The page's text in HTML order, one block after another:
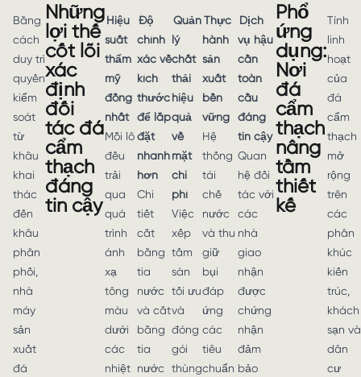
Bằng
cách
duy trì
quyền
kiểm
soát
từ
khâu
khai
thác
đến
khâu
phân
phối,
nhà
máy
sản
xuất
đá
Những
lợi thế
cốt lõi
xác
định
đối
tác đá
cẩm
thạch
đáng
tin cậy
Hiệu
suất
thẩm
mỹ
đồng
nhất
Mỗi lô
đều
trải
qua
quá
trình
ánh
xạ
tông
màu
dưới
các
nhiệt
Độ
chính
xác về
kích
thước
để lắp
đặt
nhanh
hơn
Chi
tiết
cắt
bằng
tia
nước
và cắt
bằng
tia
nước
Quản
lý
chất
thải
hiệu
quả
về
mặt
chi
phí
Việc
xếp
tấm
sàn
tối ưu
và
đóng
gói
thùng
Thực
hành
sản
xuất
bền
vững
Hệ
thống
tái
chế
nước
và thu
giữ
bụi
đáp
ứng
các
tiêu
chuẩn
Dịch
vụ hậu
cần
toàn
cầu
đáng
tin cậy
Quan
hệ đối
tác với
các
nhà
giao
nhận
được
chứng
nhận
đảm
bảo
Phổ
ứng
dụng:
Nơi
đá
cẩm
thạch
nâng
tầm
thiết
kế
Tính
linh
hoạt
của
đá
cẩm
thạch
mở
rộng
trên
các
phân
khúc
kiến
trúc,
khách
sạn và
dân
cư